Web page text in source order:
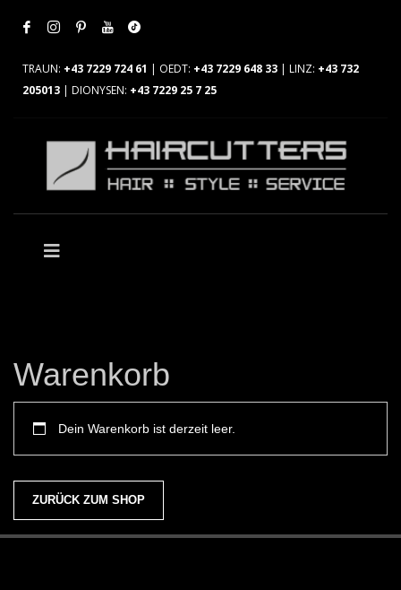
TRAUN: +43 7229 724 61 | OEDT: +43 7229 648 33 | LINZ: +43 732
205013 | DIONYSEN: +43 7229 25 7 25
Warenkorb
Dein Warenkorb ist derzeit leer.
ZURÜCK ZUM SHOP